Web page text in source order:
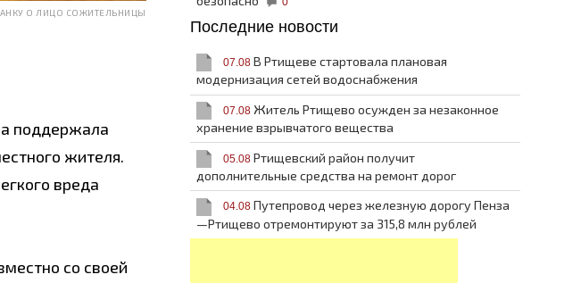
О ЛИЦО СОЖИТЕЛЬНИЦЫ
поддержала
жителя.
вреда
со своей
Последние новости
07.08В Ртищеве стартовала плановая
модернизация сетей водоснабжения
07.08Житель Ртищево осужден за незаконное
хранение взрывчатого вещества
05.08Ртищевский район получит
дополнительные средства на ремонт дорог
04.08Путепровод через железную дорогу Пенза
—Ртищево отремонтируют за 315,8 млн рублей